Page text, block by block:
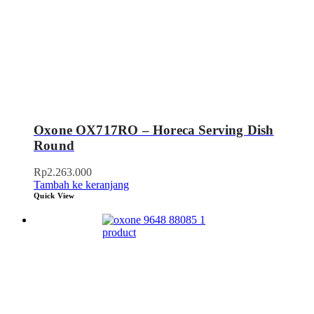
Oxone OX717RO – Horeca Serving Dish
Round
Rp2.263.000
Tambah ke keranjang
Quick View